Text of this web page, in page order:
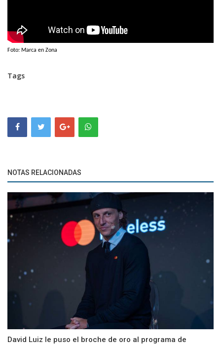
Foto: Marca en Zona
Tags
NOTAS RELACIONADAS
David Luiz le puso el broche de oro al programa de